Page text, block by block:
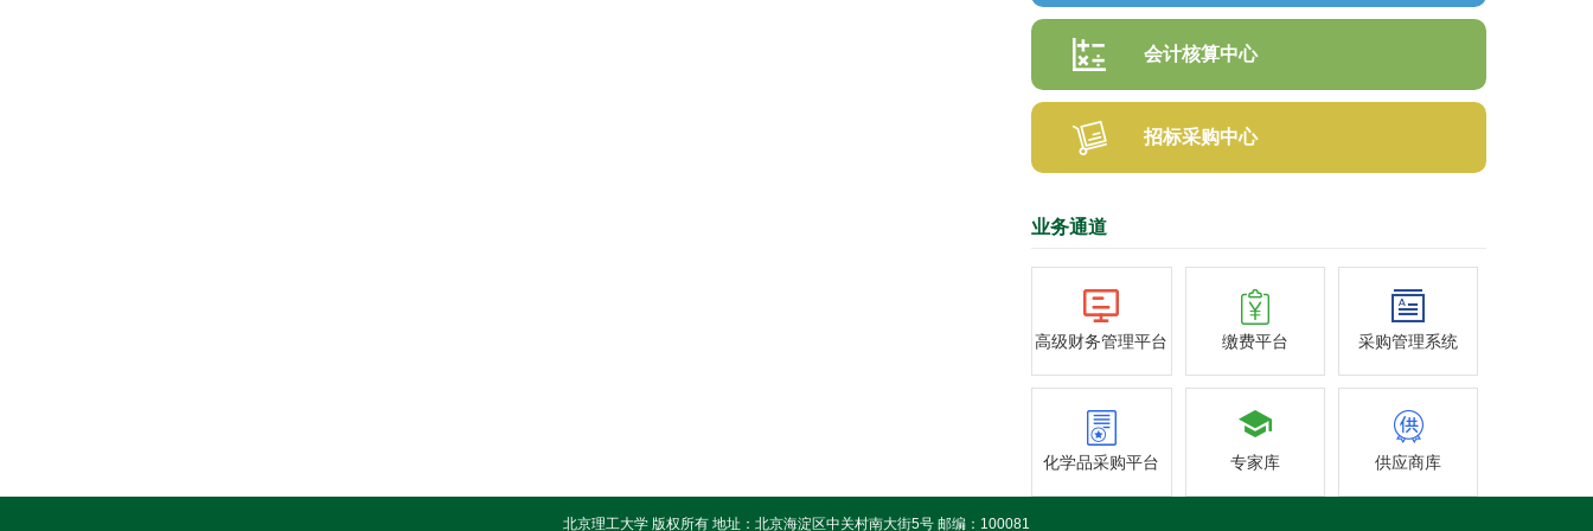
会计核算中心
招标采购中心
业务通道
高级财务管理平台 缴费平台 采购管理系统
化学品采购平台 专家库 供应商库
北京理工大学 版权所有 地址：北京海淀区中关村南大街5号 邮编：100081